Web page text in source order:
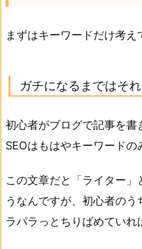
まずはキーワードだけ考え
ガチになるまではそれ
初心者がブログで記事を書
SEOはもはやキーワードの
この文章だと「ライター
うなんですが、初心者の
ラパラっとちりばめていれ